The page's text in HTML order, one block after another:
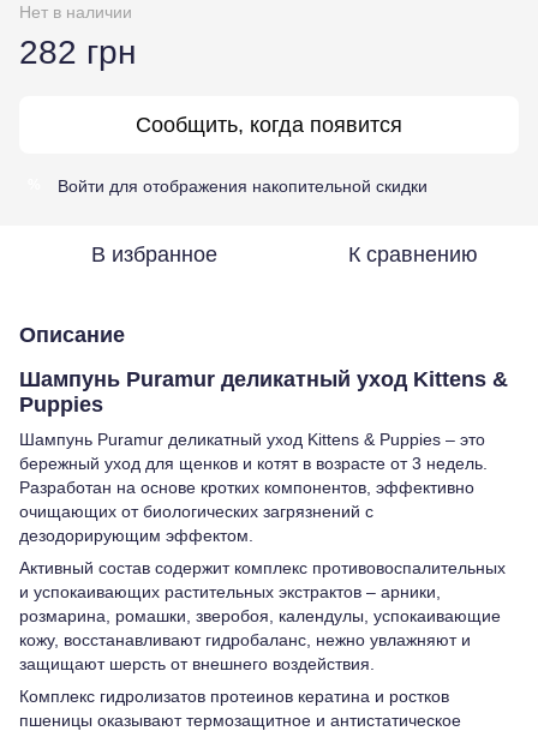
Нет в наличии
282 грн
Сообщить, когда появится
Войти для отображения накопительной скидки
В избранное К сравнению
Описание
Шампунь Puramur деликатный уход Kittens &
Puppies
Шампунь Puramur деликатный уход Kittens & Puppies – это
бережный уход для щенков и котят в возрасте от 3 недель.
Разработан на основе кротких компонентов, эффективно
очищающих от биологических загрязнений с
дезодорирующим эффектом.
Активный состав содержит комплекс противовоспалительных
и успокаивающих растительных экстрактов – арники,
розмарина, ромашки, зверобоя, календулы, успокаивающие
кожу, восстанавливают гидробаланс, нежно увлажняют и
защищают шерсть от внешнего воздействия.
Комплекс гидролизатов протеинов кератина и ростков
пшеницы оказывают термозащитное и антистатическое